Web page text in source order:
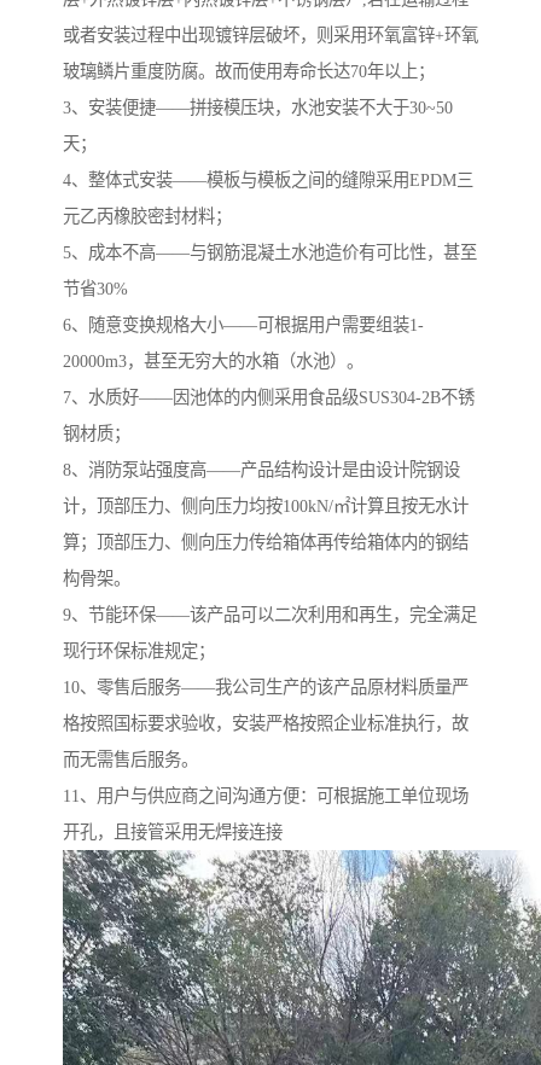
或者安装过程中出现镀锌层破坏，则采用环氧富锌+环氧
玻璃鳞片重度防腐。故而使用寿命长达70年以上；
3、安装便捷——拼接模压块，水池安装不大于30~50
天；
4、整体式安装——模板与模板之间的缝隙采用EPDM三
元乙丙橡胶密封材料；
5、成本不高——与钢筋混凝土水池造价有可比性，甚至
节省30%
6、随意变换规格大小——可根据用户需要组装1-
20000m3，甚至无穷大的水箱（水池）。
7、水质好——因池体的内侧采用食品级SUS304-2B不锈
钢材质；
8、消防泵站强度高——产品结构设计是由设计院钢设
计，顶部压力、侧向压力均按100kN/㎡计算且按无水计
算；顶部压力、侧向压力传给箱体再传给箱体内的钢结
构骨架。
9、节能环保——该产品可以二次利用和再生，完全满足
现行环保标准规定；
10、零售后服务——我公司生产的该产品原材料质量严
格按照国标要求验收，安装严格按照企业标准执行，故
而无需售后服务。
11、用户与供应商之间沟通方便：可根据施工单位现场
开孔，且接管采用无焊接连接